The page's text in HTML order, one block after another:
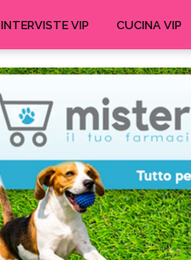
INTERVISTE VIP CUCINA VIP